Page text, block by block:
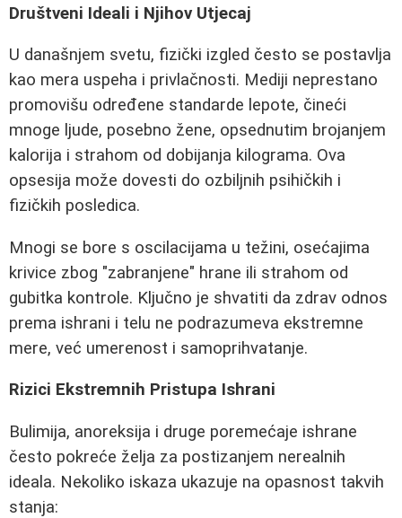
Društveni Ideali i Njihov Utjecaj
U današnjem svetu, fizički izgled često se postavlja
kao mera uspeha i privlačnosti. Mediji neprestano
promovišu određene standarde lepote, čineći
mnoge ljude, posebno žene, opsednutim brojanjem
kalorija i strahom od dobijanja kilograma. Ova
opsesija može dovesti do ozbiljnih psihičkih i
fizičkih posledica.
Mnogi se bore s oscilacijama u težini, osećajima
krivice zbog "zabranjene" hrane ili strahom od
gubitka kontrole. Ključno je shvatiti da zdrav odnos
prema ishrani i telu ne podrazumeva ekstremne
mere, već umerenost i samoprihvatanje.
Rizici Ekstremnih Pristupa Ishrani
Bulimija, anoreksija i druge poremećaje ishrane
često pokreće želja za postizanjem nerealnih
ideala. Nekoliko iskaza ukazuje na opasnost takvih
stanja: